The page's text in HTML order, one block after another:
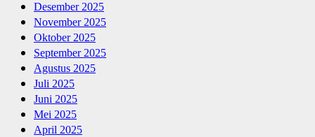
Desember 2025
November 2025
Oktober 2025
September 2025
Agustus 2025
Juli 2025
Juni 2025
Mei 2025
April 2025